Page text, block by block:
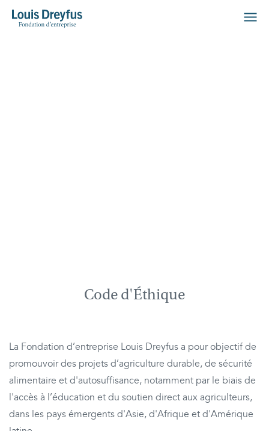
Code d'Éthique
La Fondation d’entreprise Louis Dreyfus a pour objectif de
promouvoir des projets d’agriculture durable, de sécurité
alimentaire et d'autosuffisance, notamment par le biais de
l'accès à l’éducation et du soutien direct aux agriculteurs,
dans les pays émergents d'Asie, d'Afrique et d'Amérique